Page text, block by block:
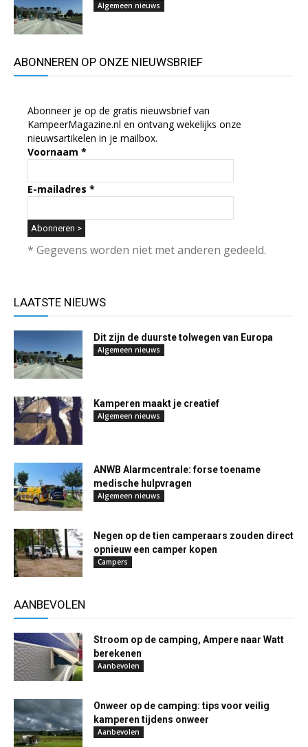
Algemeen nieuws
ABONNEREN OP ONZE NIEUWSBRIEF
Abonneer je op de gratis nieuwsbrief van
KampeerMagazine.nl en ontvang wekelijks onze
nieuwsartikelen in je mailbox.
Voornaam *
E-mailadres *
* Gegevens worden niet met anderen gedeeld.
LAATSTE NIEUWS
Dit zijn de duurste tolwegen van Europa
Algemeen nieuws
Kamperen maakt je creatief
Algemeen nieuws
ANWB Alarmcentrale: forse toename
medische hulpvragen
Algemeen nieuws
Negen op de tien camperaars zouden direct
opnieuw een camper kopen
Campers
AANBEVOLEN
Stroom op de camping, Ampere naar Watt
berekenen
Aanbevolen
Onweer op de camping: tips voor veilig
kamperen tijdens onweer
Aanbevolen